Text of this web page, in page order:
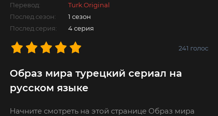
Перевод:
Turk.Original
Послед.сезон:
1 сезон
Послед.серия:
4 серия
241 голос
Образ мира турецкий сериал на
русском языке
Начните смотреть на этой странице Образ мира